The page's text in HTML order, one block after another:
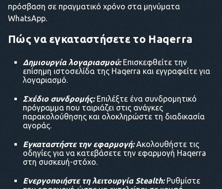
πρόσβαση σε πραγματικό χρόνο στα μηνύματα
WhatsApp.
Πώς να εγκαταστήσετε το Haqerra
Δημιουργία λογαριασμού:Επισκεφθείτε την
επίσημη ιστοσελίδα της Haqerra και εγγραφείτε για
λογαριασμό.
Σχέδιο συνδρομής:Επιλέξτε ένα συνδρομητικό
πρόγραμμα που ταιριάζει στις ανάγκες
παρακολούθησης και ολοκληρώστε τη διαδικασία
αγοράς.
Εγκαταστήστε την εφαρμογή:Ακολουθήστε τις
οδηγίες για να κατεβάσετε την εφαρμογή Haqerra
στη συσκευή-στόχο.
Ενεργοποιήστε τη λειτουργία Stealth:Ρυθμίστε